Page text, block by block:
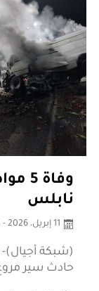
نابلس
11 إبريل، 2026 - 08:04am
حادث سير